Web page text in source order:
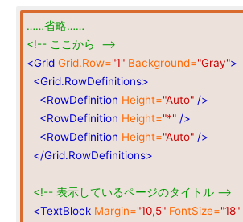
……省略……
<!-- ここから -->
<Grid Grid.Row="1" Background="Gray">
<Grid.RowDefinitions>
<RowDefinition Height="Auto" />
<RowDefinition Height="*" />
<RowDefinition Height="Auto" />
</Grid.RowDefinitions>
<!-- 表示しているページのタイトル -->
<TextBlock Margin="10,5" FontSize="18"